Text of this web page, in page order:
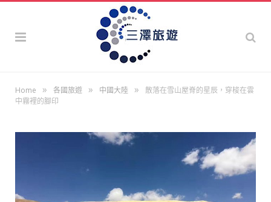
Home » 各國旅遊 » 中國大陸 »
散落在雪山屋脊的星辰，穿梭在雲
中霧裡的腳印